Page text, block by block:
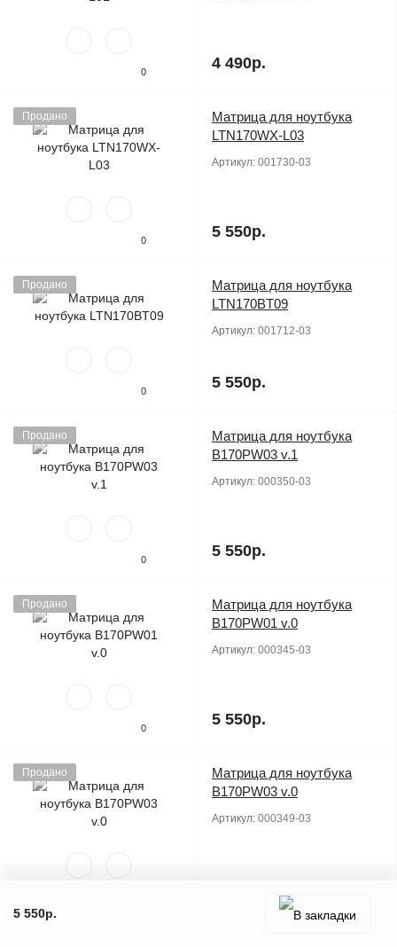
0 4 490р.
Продано
0
Матрица для ноутбука
LTN170WX-L03
Артикул: 001730-03
5 550р.
Продано
0
Матрица для ноутбука
LTN170BT09
Артикул: 001712-03
5 550р.
Продано
0
Матрица для ноутбука
B170PW03 v.1
Артикул: 000350-03
5 550р.
Продано
0
Матрица для ноутбука
B170PW01 v.0
Артикул: 000345-03
5 550р.
Продано
Матрица для ноутбука
B170PW03 v.0
Артикул: 000349-03
5 550р.